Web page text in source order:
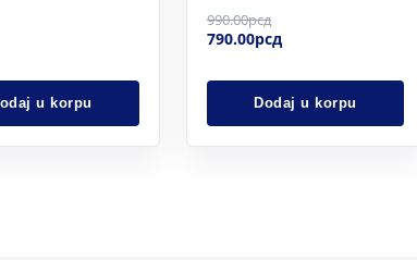
u korpu
990.00рсд
790.00рсд
Dodaj u korpu